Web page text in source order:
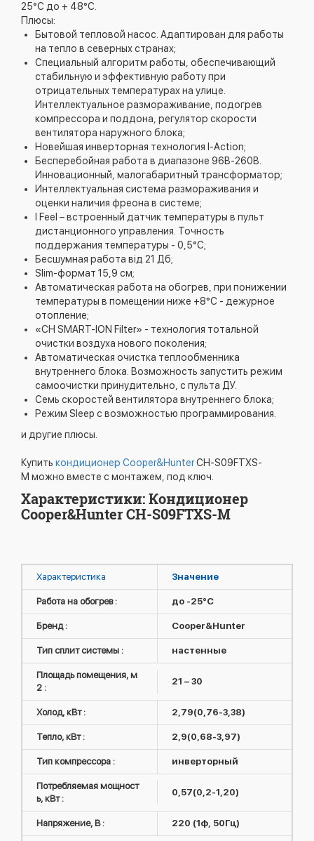
25°С до + 48°С.
Плюсы:
Бытовой тепловой насос. Адаптирован для работы
на тепло в северных странах;
Специальный алгоритм работы, обеспечивающий
стабильную и эффективную работу при
отрицательных температурах на улице.
Интеллектуальное размораживание, подогрев
компрессора и поддона, регулятор скорости
вентилятора наружного блока;
Новейшая инверторная технология I-Action;
Бесперебойная работа в диапазоне 96В-260В.
Инновационный, малогабаритный трансформатор;
Интеллектуальная система размораживания и
оценки наличия фреона в системе;
I Feel – встроенный датчик температуры в пульт
дистанционного управления. Точность
поддержания температуры - 0,5°С;
Бесшумная работа від 21 Дб;
Slim-формат 15,9 см;
Автоматическая работа на обогрев, при понижении
температуры в помещении ниже +8°C - дежурное
отопление;
«CH SMART-ION Filter» - технология тотальной
очистки воздуха нового поколения;
Автоматическая очистка теплообменника
внутреннего блока. Возможность запустить режим
самоочистки принудительно, с пульта ДУ.
Семь скоростей вентилятора внутреннего блока;
Режим Sleep с возможностью программирования.
и другие плюсы.
Купить кондиционер Cooper&HunterCH-S09FTXS-
M можно вместе с монтажем, под ключ.
Характеристики: Кондиционер
Cooper&Hunter CH-S09FTXS-M
Характеристика Значение
Работа на обогрев : до -25°C
Бренд : Cooper&Hunter
Тип сплит системы : настенные
Площадь помещения, м
2 :
21 – 30
Холод, кВт : 2,79(0,76-3,38)
Тепло, кВт : 2,9(0,68-3,97)
Тип компрессора : инверторный
Потребляемая мощност
ь, кВт :
0,57(0,2-1,20)
Напряжение, В : 220 (1ф, 50Гц)